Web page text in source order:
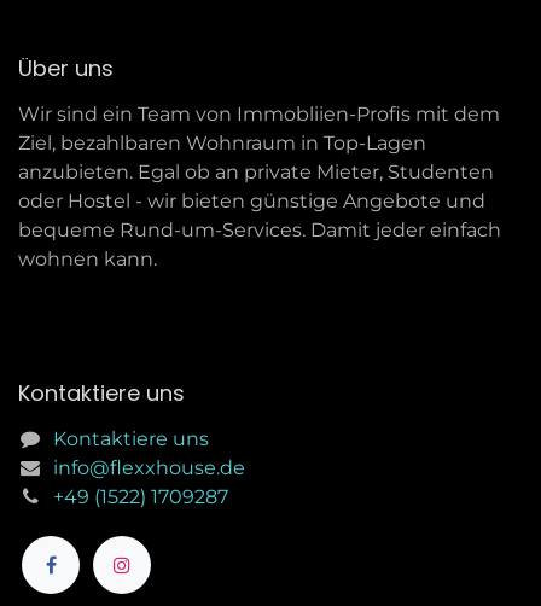
Über uns
Wir sind ein Team von Immobliien-Profis mit dem
Ziel, bezahlbaren Wohnraum in Top-Lagen
anzubieten. Egal ob an private Mieter, Studenten
oder Hostel - wir bieten günstige Angebote und
bequeme Rund-um-Services. Damit jeder einfach
wohnen kann.
Kontaktiere uns
Kontaktiere uns
info@flexxhouse.de
+49 (1522) 1709287